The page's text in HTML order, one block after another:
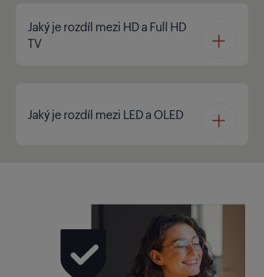
Jaký je rozdíl mezi HD a Full HD
TV
Jaký je rozdíl mezi LED a OLED